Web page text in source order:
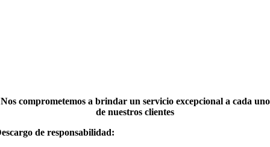
Nos comprometemos a brindar un servicio excepcional a cada uno
de nuestros clientes
de responsabilidad: